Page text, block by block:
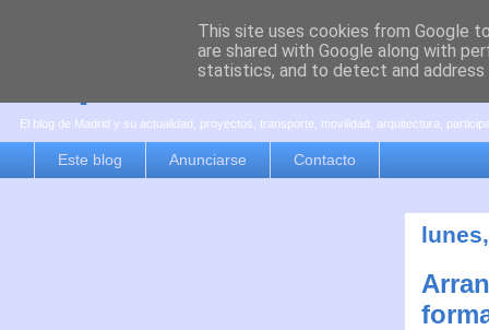
es por madrid
El blog de Madrid y su actualidad, proyectos, transporte, movilidad, arquitectura,
Este blog Anunciarse Contacto
This site uses cookies from Google
are shared with Google along with
statistics, and to detect and address